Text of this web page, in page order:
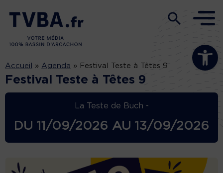
Ouvrir la
Accueil » Agenda » Festival Teste à Têtes 9
Festival Teste à Têtes 9
La Teste de Buch -
DU 11/09/2026 AU 13/09/2026